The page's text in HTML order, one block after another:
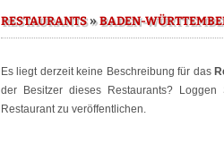
RESTAURANTS»BADEN-
Es liegt derzeit keine Beschreibung für das
der Besitzer dieses Restaurants? Loggen
Restaurant zu veröffentlichen.